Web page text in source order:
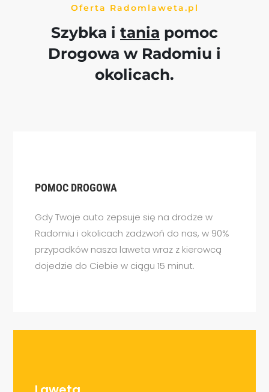
Oferta Radomlaweta.pl
Szybka i tania pomoc
Drogowa w Radomiu i
okolicach.
POMOC DROGOWA
Gdy Twoje auto zepsuje się na drodze w
Radomiu i okolicach zadzwoń do nas, w 90%
przypadków nasza laweta wraz z kierowcą
dojedzie do Ciebie w ciągu 15 minut.